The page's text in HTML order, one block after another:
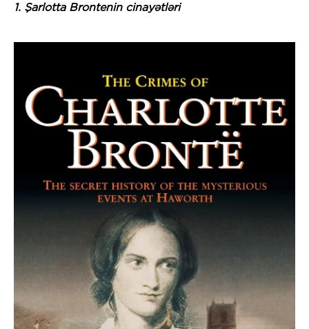
1. Şarlotta Brontenin cinayətləri